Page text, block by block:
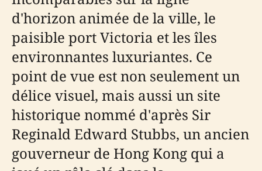
d'horizon animée de la ville, le
paisible port Victoria et les îles
environnantes luxuriantes. Ce
point de vue est non seulement un
délice visuel, mais aussi un site
historique nommé d'après Sir
Reginald Edward Stubbs, un ancien
gouverneur de Hong Kong qui a